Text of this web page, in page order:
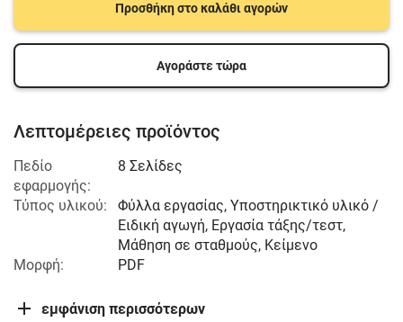
Προσθήκη στο καλάθι αγορών
Αγοράστε τώρα
Λεπτομέρειες προϊόντος
Πεδίο
εφαρμογής:
8 Σελίδες
Τύπος υλικού:
Φύλλα εργασίας, Υποστηρικτικό υλικό /
Ειδική αγωγή, Εργασία τάξης/τεστ,
Μάθηση σε σταθμούς, Κείμενο
Μορφή:
PDF
εμφάνιση περισσότερων